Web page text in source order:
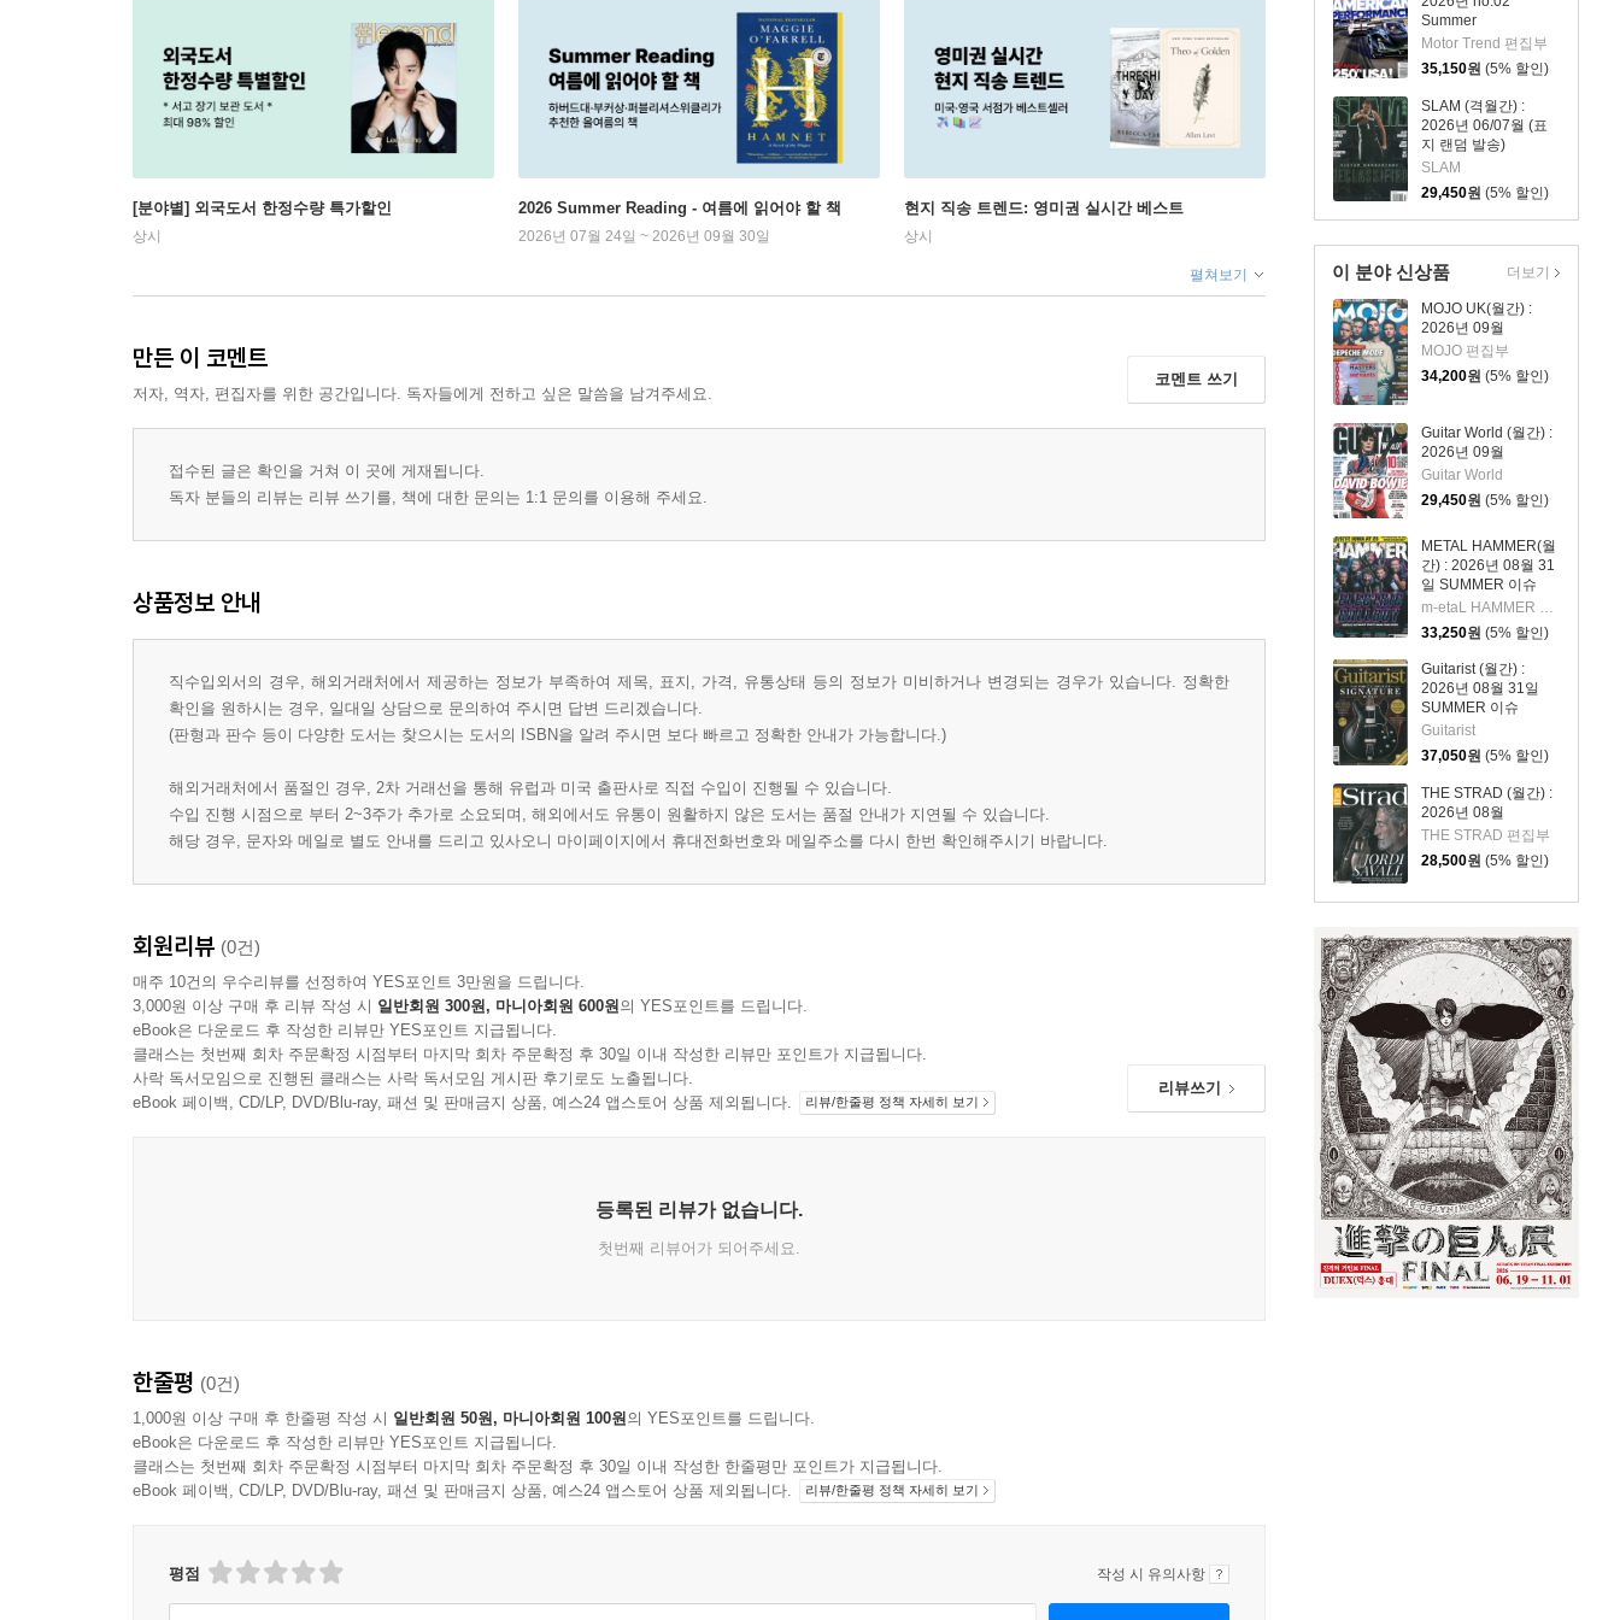
Summer
Motor Trend 편집부
35,150원 (5% 할인)
SLAM (격월간) :
2026년 06/07월 (표
지 랜덤 발송)
SLAM
29,450원 (5% 할인)
이 분야 신상품
MOJO UK(월간) :
2026년 09월
MOJO 편집부
34,200원 (5% 할인)
Guitar World (월간) :
2026년 09월
Guitar World
29,450원 (5% 할인)
METAL HAMMER(월
간) : 2026년 08월 31
일 SUMMER 이슈
m-etaL HAMMER 편집부
33,250원 (5% 할인)
Guitarist (월간) :
2026년 08월 31일
SUMMER 이슈
Guitarist
37,050원 (5% 할인)
THE STRAD (월간) :
2026년 08월
THE STRAD 편집부
28,500원 (5% 할인)
더보기
[분야별] 외국도서 한정수량 특가할인
상시
2026 Summer Reading - 여름에 읽어야 할 책
2026년 07월 24일 ~ 2026년 09월 30일
현지 직송 트렌드: 영미권 실시간 베스트
상시
펼쳐보기
만든 이 코멘트
저자, 역자, 편집자를 위한 공간입니다. 독자들에게 전하고 싶은 말씀을 남겨주세요.
코멘트 쓰기
접수된 글은 확인을 거쳐 이 곳에 게재됩니다.
독자 분들의 리뷰는 리뷰 쓰기를, 책에 대한 문의는 1:1 문의를 이용해 주세요.
상품정보 안내
직수입외서의 경우, 해외거래처에서 제공하는 정보가 부족하여 제목, 표지, 가격, 유통상태 등의 정보가 미비하거나 변경되는 경우가 있습니다. 정확한
확인을 원하시는 경우, 일대일 상담으로 문의하여 주시면 답변 드리겠습니다.
(판형과 판수 등이 다양한 도서는 찾으시는 도서의 ISBN을 알려 주시면 보다 빠르고 정확한 안내가 가능합니다.)
해외거래처에서 품절인 경우, 2차 거래선을 통해 유럽과 미국 출판사로 직접 수입이 진행될 수 있습니다.
수입 진행 시점으로 부터 2~3주가 추가로 소요되며, 해외에서도 유통이 원활하지 않은 도서는 품절 안내가 지연될 수 있습니다.
해당 경우, 문자와 메일로 별도 안내를 드리고 있사오니 마이페이지에서 휴대전화번호와 메일주소를 다시 한번 확인해주시기 바랍니다.
회원리뷰 (0건)
매주 10건의 우수리뷰를 선정하여 YES포인트 3만원을 드립니다.
3,000원 이상 구매 후 리뷰 작성 시 일반회원 300원, 마니아회원 600원의 YES포인트를 드립니다.
eBook은 다운로드 후 작성한 리뷰만 YES포인트 지급됩니다.
클래스는 첫번째 회차 주문확정 시점부터 마지막 회차 주문확정 후 30일 이내 작성한 리뷰만 포인트가 지급됩니다.
사락 독서모임으로 진행된 클래스는 사락 독서모임 게시판 후기로도 노출됩니다.
eBook 페이백, CD/LP, DVD/Blu-ray, 패션 및 판매금지 상품, 예스24 앱스토어 상품 제외됩니다.
리뷰/한줄평 정책 자세히 보기
리뷰쓰기
등록된 리뷰가 없습니다.
첫번째 리뷰어가 되어주세요.
한줄평 (0건)
1,000원 이상 구매 후 한줄평 작성 시 일반회원 50원, 마니아회원 100원의 YES포인트를 드립니다.
eBook은 다운로드 후 작성한 리뷰만 YES포인트 지급됩니다.
클래스는 첫번째 회차 주문확정 시점부터 마지막 회차 주문확정 후 30일 이내 작성한 한줄평만 포인트가 지급됩니다.
eBook 페이백, CD/LP, DVD/Blu-ray, 패션 및 판매금지 상품, 예스24 앱스토어 상품 제외됩니다.
리뷰/한줄평 정책 자세히 보기
평점 작성 시 유의사항